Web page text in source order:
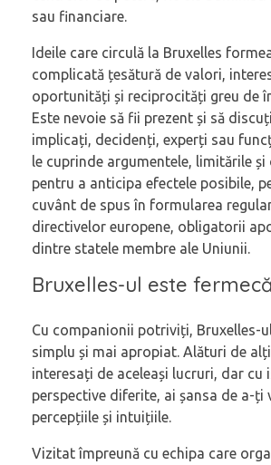
sau financiare.
Ideile care circulă la Bruxelles
complicată țesătură de valori,
oportunități și reciprocități greu de
Este nevoie să fii prezent și să
implicați, decidenți, experți sau
le cuprinde argumentele, limitările și
pentru a anticipa efectele posibile,
cuvânt de spus în formularea
directivelor europene, obligatorii
dintre statele membre ale Uniunii.
Bruxelles-ul este
Cu companionii potriviți, Bruxelles-
simplu și mai apropiat. Alături de
interesați de aceleași lucruri, dar cu
perspective diferite, ai șansa de a-ți
percepțiile și intuițiile.
Vizitat împreună cu echipa care